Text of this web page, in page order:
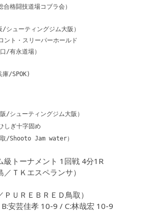
闘技道場コブラ会）
ーティングジム大阪）
ト・スリーパーホールド
永道場）
/SPOK)
ューティングジム大阪）
ぎ十字固め
Shooto Jam water）
級トーナメント 1回戦 4分1R
ＴＫエスペランサ）
ＵＲＥＢＲＥＤ鳥取）
安芸佳孝 10-9 / C:林哉宏 10-9